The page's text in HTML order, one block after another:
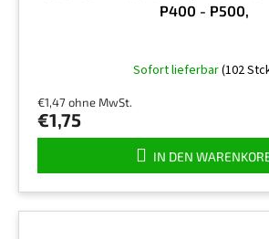
P400 - P500,
Sofort lieferbar(102
€1,47 ohne MwSt.
€1,75
IN DEN